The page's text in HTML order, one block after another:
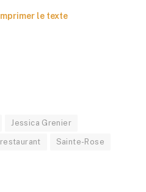
Imprimer le texte
Jessica Grenier
restaurant Sainte-Rose